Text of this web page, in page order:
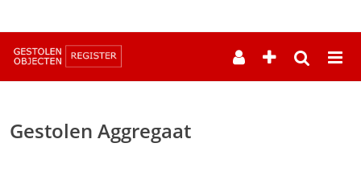
Gestolen Aggregaat